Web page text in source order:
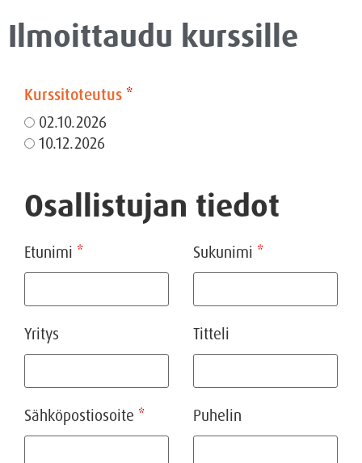
Ilmoittaudu kurssille
Kurssitoteutus *
02.10.2026
10.12.2026
Osallistujan tiedot
Etunimi * Sukunimi *
Yritys Titteli
Sähköpostiosoite * Puhelin